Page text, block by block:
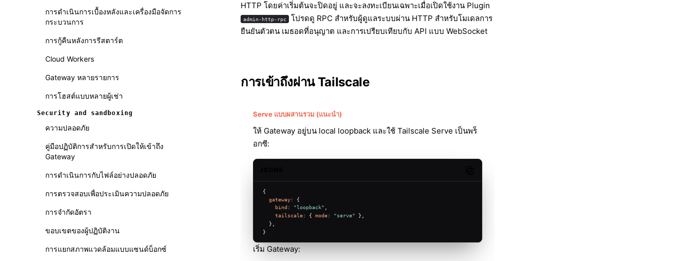
การดำเนินการเบื้องหลังและเครื่องมือจัดการ
กระบวนการ
การกู้คืนหลังการรีสตาร์ต
Cloud Workers
Gateway หลายรายการ
การโฮสต์แบบหลายผู้เช่า
Security and sandboxing
ความปลอดภัย
คู่มือปฏิบัติการสำหรับการเปิดให้เข้าถึง
Gateway
การดำเนินการกับไฟล์อย่างปลอดภัย
การตรวจสอบเพื่อประเมินความปลอดภัย
การจำกัดอัตรา
ขอบเขตของผู้ปฏิบัติงาน
การแยกสภาพแวดล้อมแบบแซนด์บ็อกซ์
HTTP โดยค่าเริ่มต้นจะปิดอยู่ และจะลงทะเบียนเฉพาะเมื่อเปิดใช้งาน Plugin
admin-http-rpc โปรดดู RPC สำหรับผู้ดูแลระบบผ่าน HTTP สำหรับโมเดลการ
ยืนยันตัวตน เมธอดที่อนุญาต และการเปรียบเทียบกับ API แบบ WebSocket
การเข้าถึงผ่าน Tailscale
Serve แบบผสานรวม (แนะนำ)
ให้ Gateway อยู่บน local loopback และใช้ Tailscale Serve เป็นพร็
อกซี:
{
gateway: {
bind : "loopback"
tailscale: { mode: "serve" },
  },
}
เริ่ม Gateway: